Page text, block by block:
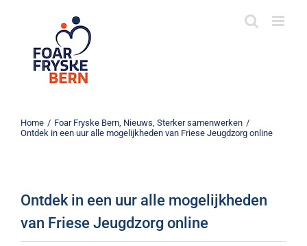
Home / Foar Fryske Bern, Nieuws, Sterker samenwerken /
Ontdek in een uur alle mogelijkheden van Friese Jeugdzorg online
Ontdek in een uur alle mogelijkheden
van Friese Jeugdzorg online